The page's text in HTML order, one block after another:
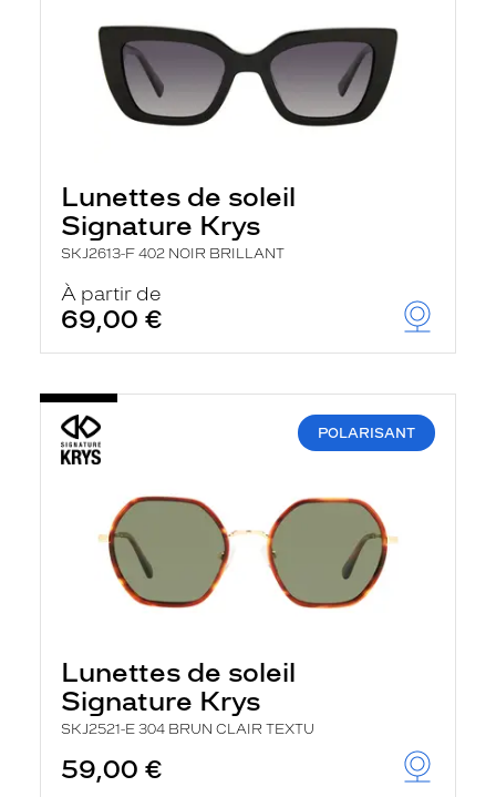
Lunettes de soleil
Signature Krys
SKJ2613-F 402 NOIR BRILLANT
À partir de
69,00 €
POLARISANT
Lunettes de soleil
Signature Krys
SKJ2521-E 304 BRUN CLAIR TEXTU
59,00 €